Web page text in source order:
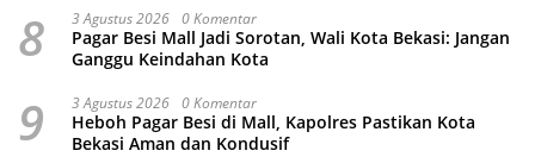
8 3 Agustus 2026 0 Komentar
Pagar Besi Mall Jadi Sorotan, Wali Kota Bekasi: Jangan
Ganggu Keindahan Kota
9 3 Agustus 2026 0 Komentar
Heboh Pagar Besi di Mall, Kapolres Pastikan Kota
Bekasi Aman dan Kondusif